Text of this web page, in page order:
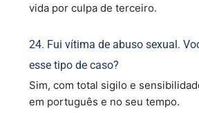
vida por culpa de terceiro.
24. Fui vítima de abuso sexual.
esse tipo de caso?
Sim, com total sigilo e
em português e no seu tempo.